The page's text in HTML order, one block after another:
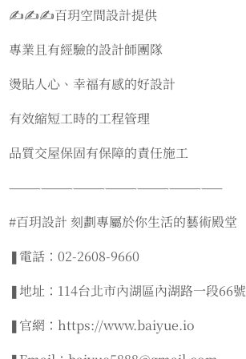
✍️✍️✍️百玥空間設計提供
專業且有經驗的設計師團隊
燙貼人心、幸福有感的好設計
有效縮短工時的工程管理
品質交屋保固有保障的責任施工
————————————————————
#百玥設計 刻劃專屬於你生活的藝術殿堂
❚電話：02-2608-9660
❚地址：114台北市內湖區內湖路一段66
❚官網：https://www.baiyue.io